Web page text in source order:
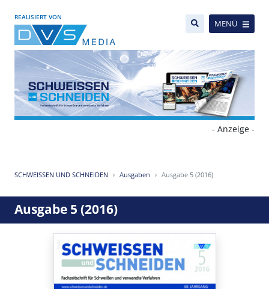
REALISIERT VON
MENÜ
- Anzeige -
SCHWEISSEN UND SCHNEIDEN Ausgaben Ausgabe 5 (2016)
Ausgabe 5 (2016)